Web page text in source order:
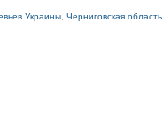
Украины ,Черниговская область